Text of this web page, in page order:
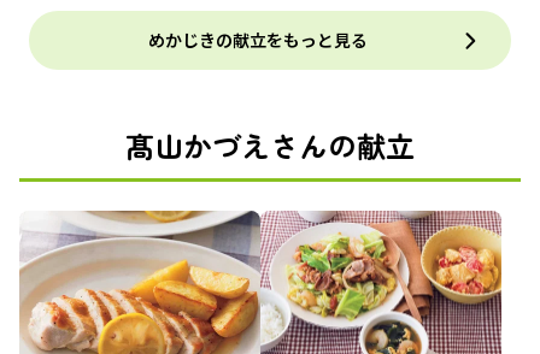
めかじきの献立をもっと見る
髙山かづえさんの献立